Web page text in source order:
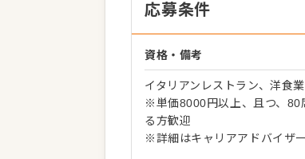
応募条件
資格・備考
イタリアンレストラン、洋食
※単価8000円以上、且つ、80
る方歓迎
※詳細はキャリアアドバイザ